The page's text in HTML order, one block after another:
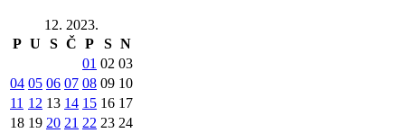
12. 2023.
P U S Č P S N
01 02 03
04 05 06 07 08 09 10
11 12 13 14 15 16 17
18 19 20 21 22 23 24